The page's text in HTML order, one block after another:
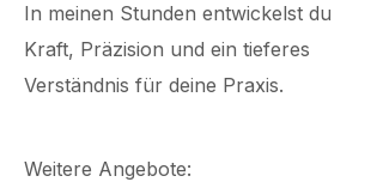
In meinen Stunden entwickelst du
Kraft, Präzision und ein tieferes
Verständnis für deine Praxis.
Weitere Angebote: